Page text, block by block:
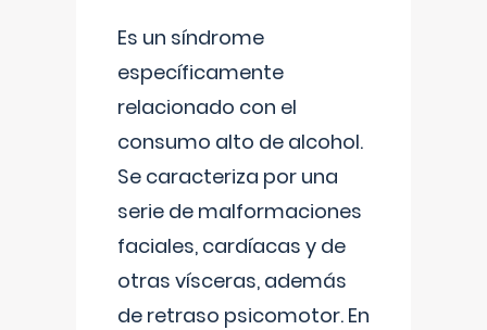
Es un síndrome
específicamente
relacionado con el
consumo alto de alcohol.
Se caracteriza por una
serie de malformaciones
faciales, cardíacas y de
otras vísceras, además
de retraso psicomotor. En